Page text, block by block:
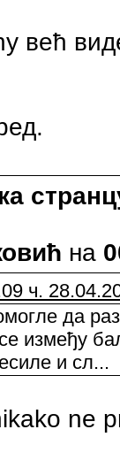
већ
на
ч.
да
између
и сл...
ne